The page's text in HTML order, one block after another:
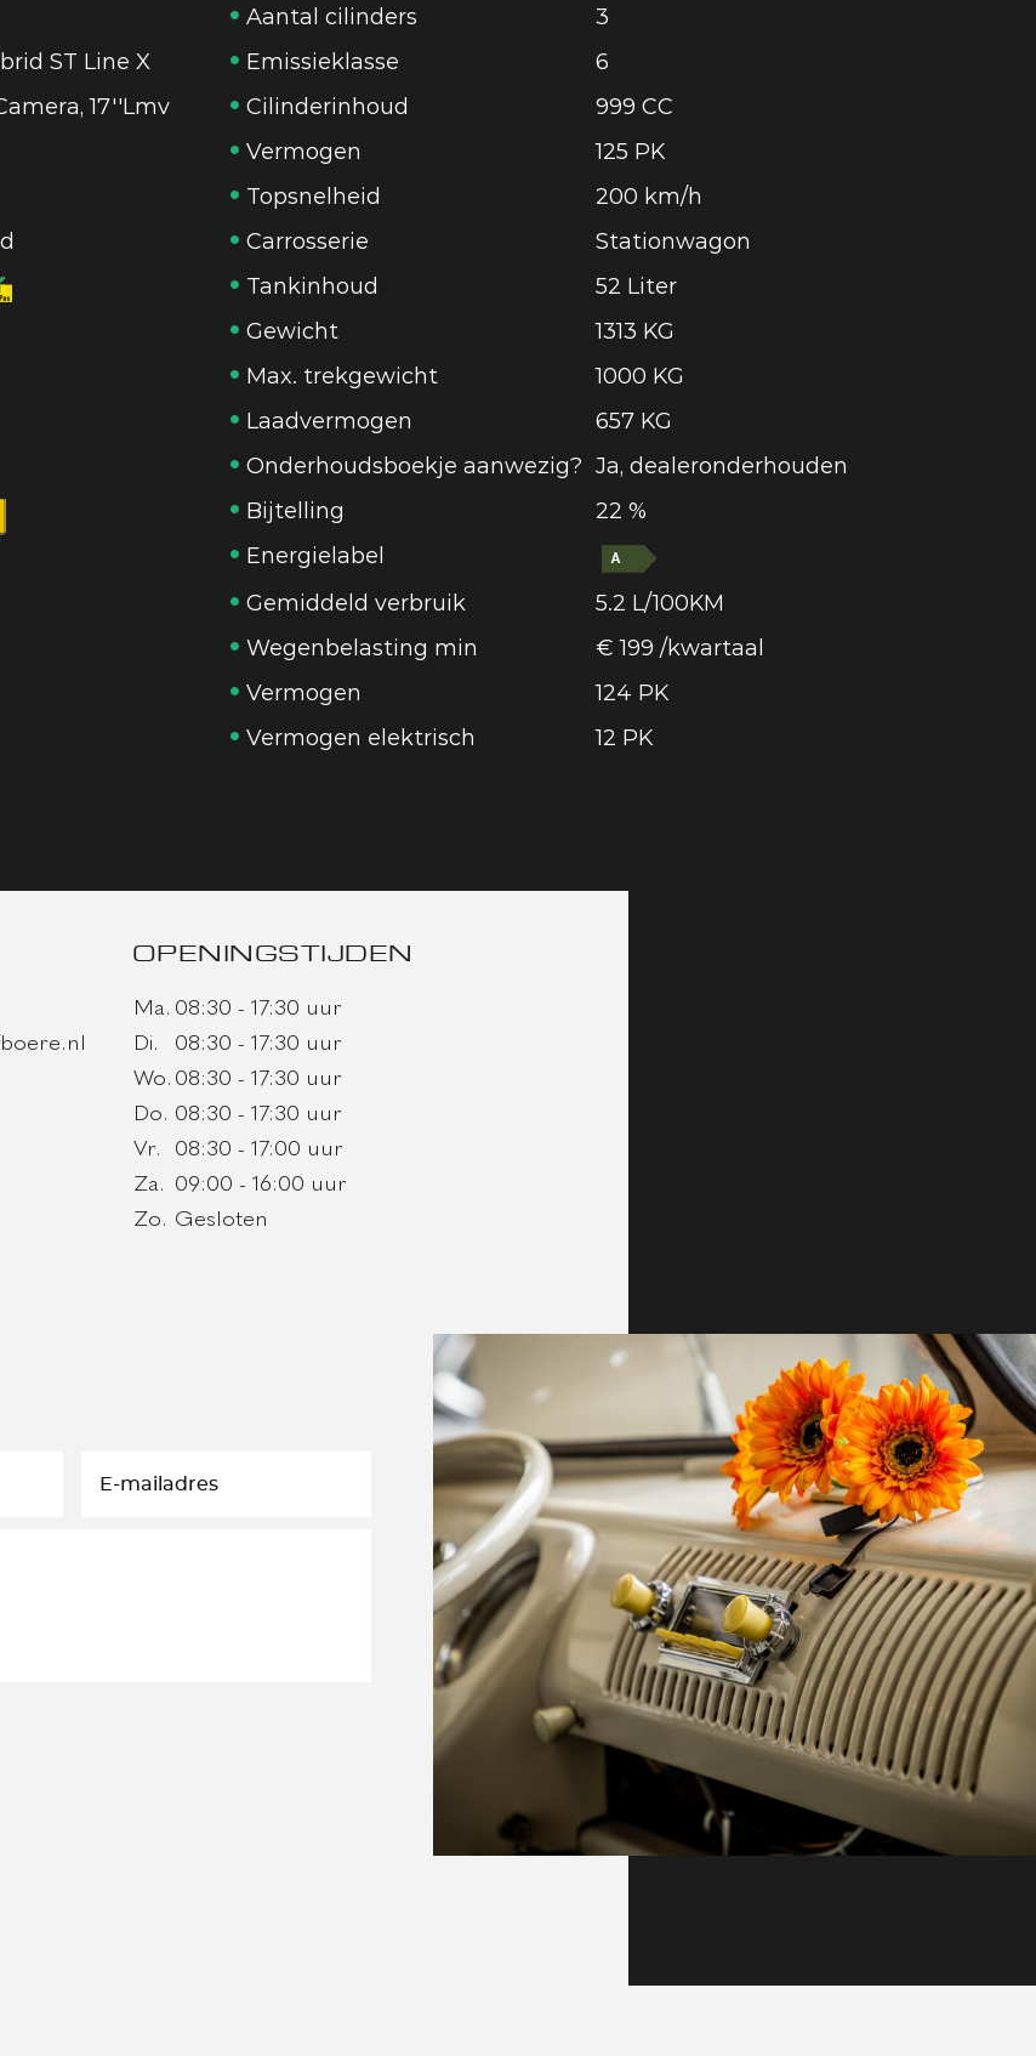
ST Line X
17''Lmv
Aantal cilinders
3
Emissieklasse
6
Cilinderinhoud
999 CC
Vermogen
125 PK
Topsnelheid
200 km/h
Carrosserie
Stationwagon
Tankinhoud
52 Liter
Gewicht
1313 KG
Max. trekgewicht
1000 KG
Laadvermogen
657 KG
Onderhoudsboekje aanwezig? Ja, dealeronderhouden
Bijtelling
22 %
Energielabel
Gemiddeld verbruik
5.2 L/100KM
Wegenbelasting min
€ 199 /kwartaal
Vermogen
124 PK
Vermogen elektrisch
12 PK
OPENINGSTIJDEN
Ma. 08:30 - 17:30 uur
Di.
08:30 - 17:30 uur
Wo. 08:30 - 17:30 uur
Do. 08:30 - 17:30 uur
Vr.
08:30 - 17:00 uur
Za. 09:00 - 16:00 uur
Zo. Gesloten